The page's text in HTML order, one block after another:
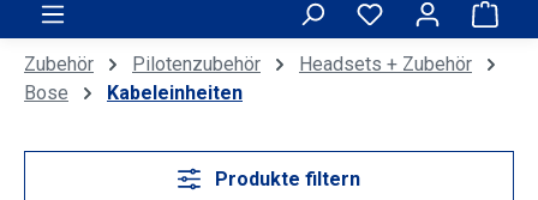
Zubehör Pilotenzubehör
Headsets + Zubehör
Bose
Kabeleinheiten
Produkte filtern